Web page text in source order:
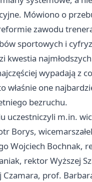
Mówiono o
zawodu
sportowych i
kwestia
wypadają z
właśnie one
bezruchu.
uczestniczyli m.in.
Borys,
Wojciech Bochnak,
rektor Wyższej
Czamara, prof.